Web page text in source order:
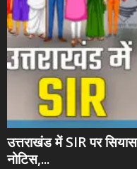
उत्तराखंड में SIR पर
नोटिस,...